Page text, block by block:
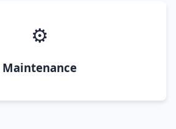
⚙️
Maintenance